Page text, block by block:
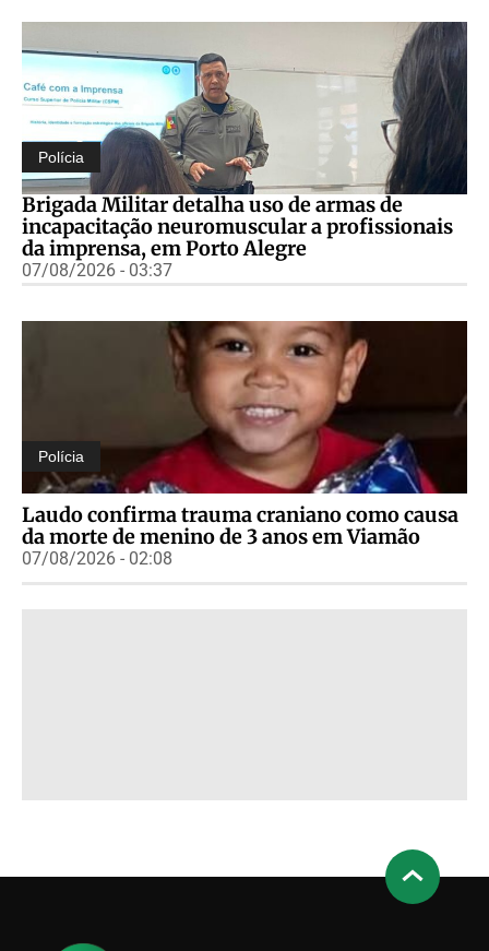
Polícia
Brigada Militar detalha uso de armas de
incapacitação neuromuscular a profissionais
da imprensa, em Porto Alegre
07/08/2026 - 03:37
Polícia
Laudo confirma trauma craniano como causa
da morte de menino de 3 anos em Viamão
07/08/2026 - 02:08